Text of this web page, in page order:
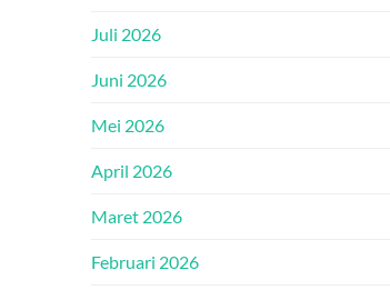
Juli 2026
Juni 2026
Mei 2026
April 2026
Maret 2026
Februari 2026